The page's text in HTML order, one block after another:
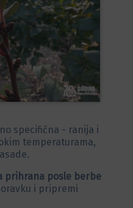
specifična - ranija i
temperaturama,
prihrana posle berbe
i pripremi